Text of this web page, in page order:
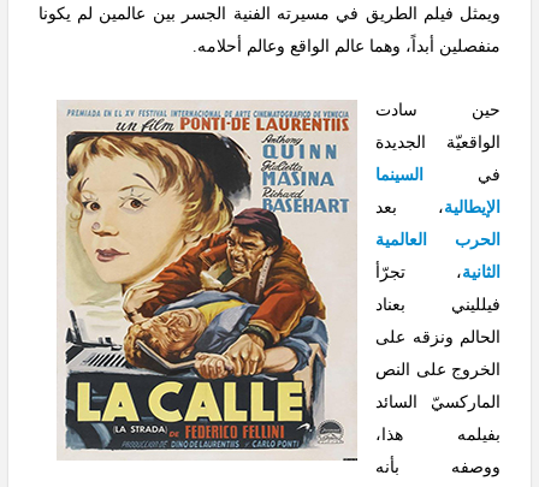
ويمثل فيلم الطريق في مسيرته الفنية الجسر بين عالمين لم يكونا
منفصلين أبداً، وهما عالم الواقع وعالم أحلامه.
حين سادت
الواقعيّة الجديدة
في
السينما
الإيطالية، بعد
الحرب العالمية
الثانية، تجرّأ
فيلليني بعناد
الحالم ونزقه على
الخروج على النص
الماركسيّ السائد
بفيلمه هذا،
ووصفه بأنه